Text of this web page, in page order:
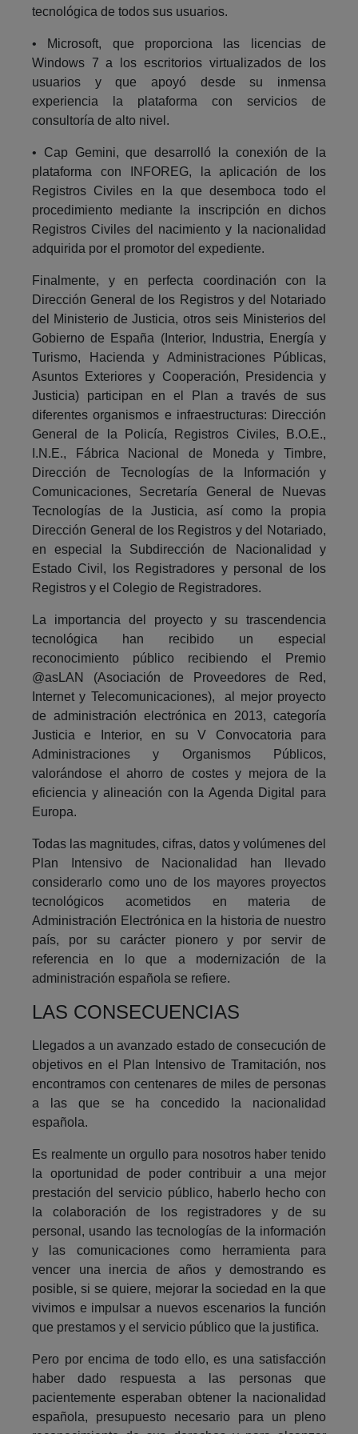
tecnológica de todos sus usuarios.
• Microsoft, que proporciona las licencias de
Windows 7 a los escritorios virtualizados de los
usuarios y que apoyó desde su inmensa
experiencia la plataforma con servicios de
consultoría de alto nivel.
• Cap Gemini, que desarrolló la conexión de la
plataforma con INFOREG, la aplicación de los
Registros Civiles en la que desemboca todo el
procedimiento mediante la inscripción en dichos
Registros Civiles del nacimiento y la nacionalidad
adquirida por el promotor del expediente.
Finalmente, y en perfecta coordinación con la
Dirección General de los Registros y del Notariado
del Ministerio de Justicia, otros seis Ministerios del
Gobierno de España (Interior, Industria, Energía y
Turismo, Hacienda y Administraciones Públicas,
Asuntos Exteriores y Cooperación, Presidencia y
Justicia) participan en el Plan a través de sus
diferentes organismos e infraestructuras: Dirección
General de la Policía, Registros Civiles, B.O.E.,
I.N.E., Fábrica Nacional de Moneda y Timbre,
Dirección de Tecnologías de la Información y
Comunicaciones, Secretaría General de Nuevas
Tecnologías de la Justicia, así como la propia
Dirección General de los Registros y del Notariado,
en especial la Subdirección de Nacionalidad y
Estado Civil, los Registradores y personal de los
Registros y el Colegio de Registradores.
La importancia del proyecto y su trascendencia
tecnológica han recibido un especial
reconocimiento público recibiendo el Premio
@asLAN (Asociación de Proveedores de Red,
Internet y Telecomunicaciones), al mejor proyecto
de administración electrónica en 2013, categoría
Justicia e Interior, en su V Convocatoria para
Administraciones y Organismos Públicos,
valorándose el ahorro de costes y mejora de la
eficiencia y alineación con la Agenda Digital para
Europa.
Todas las magnitudes, cifras, datos y volúmenes del
Plan Intensivo de Nacionalidad han llevado
considerarlo como uno de los mayores proyectos
tecnológicos acometidos en materia de
Administración Electrónica en la historia de nuestro
país, por su carácter pionero y por servir de
referencia en lo que a modernización de la
administración española se refiere.
LAS CONSECUENCIAS
Llegados a un avanzado estado de consecución de
objetivos en el Plan Intensivo de Tramitación, nos
encontramos con centenares de miles de personas
a las que se ha concedido la nacionalidad
española.
Es realmente un orgullo para nosotros haber tenido
la oportunidad de poder contribuir a una mejor
prestación del servicio público, haberlo hecho con
la colaboración de los registradores y de su
personal, usando las tecnologías de la información
y las comunicaciones como herramienta para
vencer una inercia de años y demostrando es
posible, si se quiere, mejorar la sociedad en la que
vivimos e impulsar a nuevos escenarios la función
que prestamos y el servicio público que la justifica.
Pero por encima de todo ello, es una satisfacción
haber dado respuesta a las personas que
pacientemente esperaban obtener la nacionalidad
española, presupuesto necesario para un pleno